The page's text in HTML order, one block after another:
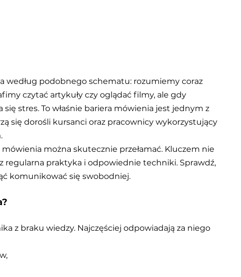
według podobnego schematu: rozumiemy coraz
czytać artykuły czy oglądać filmy, ale gdy
stres. To właśnie bariera mówienia jest jednym z
się dorośli kursanci oraz pracownicy wykorzystujący
można skutecznie przełamać. Kluczem nie
regularna praktyka i odpowiednie techniki. Sprawdź,
komunikować się swobodniej.
z braku wiedzy. Najczęściej odpowiadają za niego